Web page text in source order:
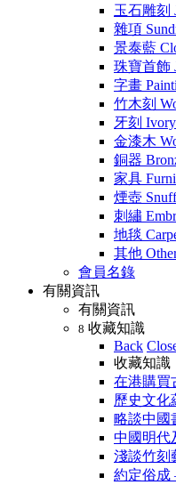
玉石雕刻
雜項
景泰藍
珠寶首飾
字畫
竹木刻
牙刻
金漆木
銅器
家具
煙壺
刺繡
地毯
其他
會員名錄
有關資訊
有關資訊
8 收藏知識
Back
收藏知識
在港購買
歷史文化
略談中國
中國明代
淺談竹刻
約定俗